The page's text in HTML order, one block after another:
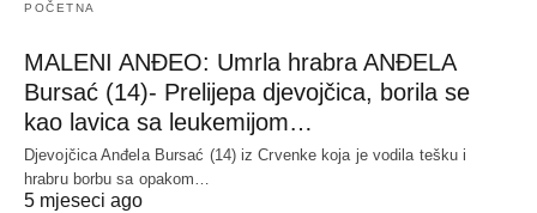
POČETNA
MALENI ANĐEO: Umrla hrabra ANĐELA
Bursać (14)- Prelijepa djevojčica, borila se
kao lavica sa leukemijom…
Djevojčica Anđela Bursać (14) iz Crvenke koja je vodila tešku i
hrabru borbu sa opakom…
5 mjeseci ago